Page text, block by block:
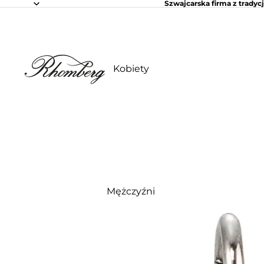
Szwajcarska firma z
Kobiety
Mężczyźni